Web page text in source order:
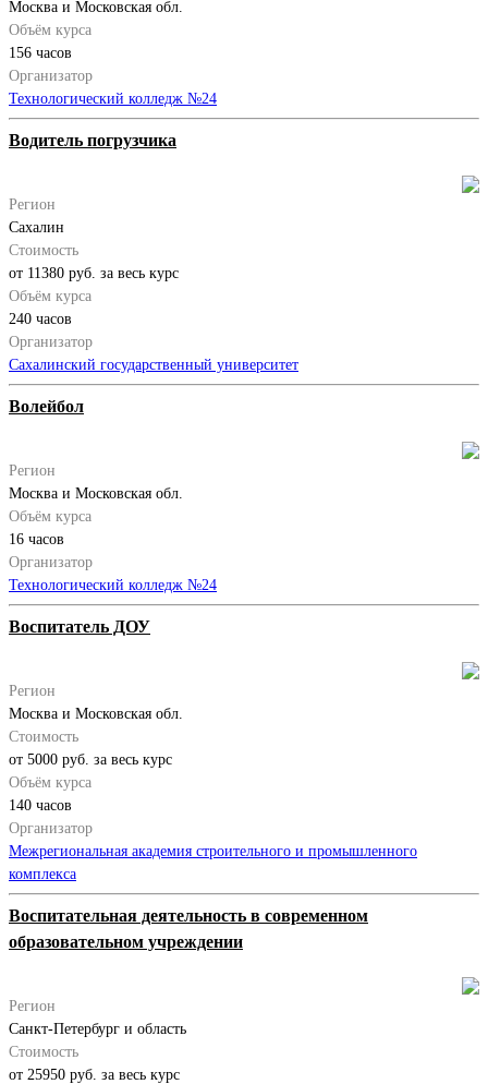
Москва и Московская обл.
Объём курса
156 часов
Организатор
Технологический колледж №24
Водитель погрузчика
Регион
Сахалин
Стоимость
от 11380 руб. за весь курс
Объём курса
240 часов
Организатор
Сахалинский государственный университет
Волейбол
Регион
Москва и Московская обл.
Объём курса
16 часов
Организатор
Технологический колледж №24
Воспитатель ДОУ
Регион
Москва и Московская обл.
Стоимость
от 5000 руб. за весь курс
Объём курса
140 часов
Организатор
Межрегиональная академия строительного и промышленного
комплекса
Воспитательная деятельность в современном
образовательном учреждении
Регион
Санкт-Петербург и область
Стоимость
от 25950 руб. за весь курс